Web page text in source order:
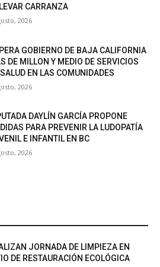
CARRANZA
2026
GOBIERNO DE BAJA CALIFORNIA
DE MILLON Y MEDIO DE SERVICIOS
SALUD EN LAS COMUNIDADES
2026
DAYLÍN GARCÍA PROPONE
PARA PREVENIR LA LUDOPATÍA
E INFANTIL EN BC
2026
JORNADA DE LIMPIEZA EN
DE RESTAURACIÓN ECOLÓGICA